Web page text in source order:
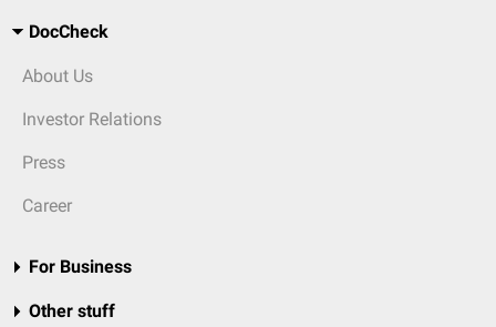
DocCheck
About Us
Investor Relations
Press
Career
For Business
Other stuff